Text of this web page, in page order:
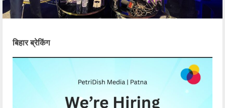
बिहार ब्रेकिंग